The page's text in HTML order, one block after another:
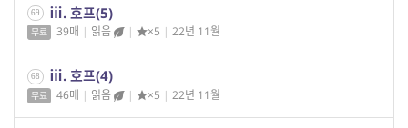
69 ⅲ. 호프(5)
무료 39매 | 읽음 | ×5 | 22년 11월
68 ⅲ. 호프(4)
무료 46매 | 읽음 | ×5 | 22년 11월